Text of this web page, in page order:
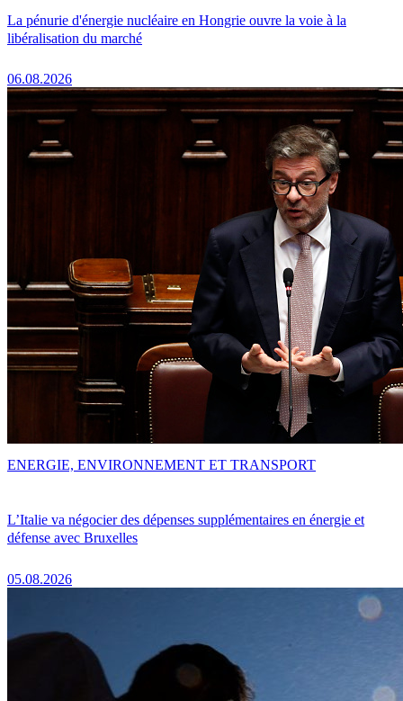
La pénurie d'énergie nucléaire en Hongrie ouvre la voie à la
libéralisation du marché
06.08.2026
L’Italie va négocier des dépenses supplémentaires en énergie et
défense avec Bruxelles
05.08.2026
ENERGIE, ENVIRONNEMENT ET TRANSPORT